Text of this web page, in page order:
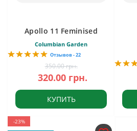
Apollo 11 Feminised
Columbian Garden
Отзывов - 22
350.00 грн.
320.00 грн.
КУПИТЬ
-23%